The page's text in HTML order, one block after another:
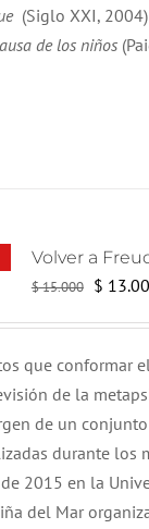
(Siglo XXI, 2004)
de los niños
$15.000
El
era:
$
$
que conformar
de la
de un
durante los
2015 en la
del Mar